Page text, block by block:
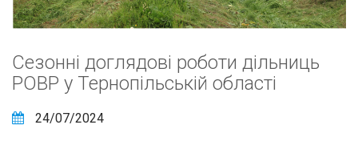
Сезонні доглядові роботи дільниць
РОВР у Тернопільській області
24/07/2024